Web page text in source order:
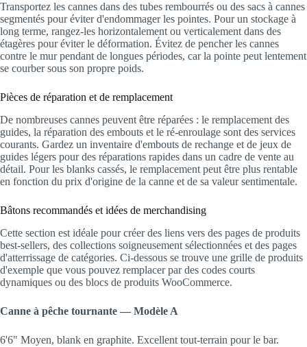
Transportez les cannes dans des tubes rembourrés ou des sacs à cannes
segmentés pour éviter d'endommager les pointes. Pour un stockage à
long terme, rangez-les horizontalement ou verticalement dans des
étagères pour éviter le déformation. Évitez de pencher les cannes
contre le mur pendant de longues périodes, car la pointe peut lentement
se courber sous son propre poids.
Pièces de réparation et de remplacement
De nombreuses cannes peuvent être réparées : le remplacement des
guides, la réparation des embouts et le ré-enroulage sont des services
courants. Gardez un inventaire d'embouts de rechange et de jeux de
guides légers pour des réparations rapides dans un cadre de vente au
détail. Pour les blanks cassés, le remplacement peut être plus rentable
en fonction du prix d'origine de la canne et de sa valeur sentimentale.
Bâtons recommandés et idées de merchandising
Cette section est idéale pour créer des liens vers des pages de produits
best-sellers, des collections soigneusement sélectionnées et des pages
d'atterrissage de catégories. Ci-dessous se trouve une grille de produits
d'exemple que vous pouvez remplacer par des codes courts
dynamiques ou des blocs de produits WooCommerce.
Canne à pêche tournante — Modèle A
6'6" Moyen, blank en graphite. Excellent tout-terrain pour le bar.